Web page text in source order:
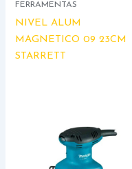
FERRAMENTAS
NIVEL ALUM
MAGNETICO 09 23CM
STARRETT